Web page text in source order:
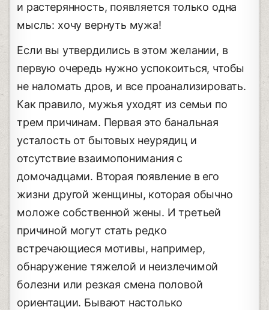
и растерянность, появляется только одна
мысль: хочу вернуть мужа!
Если вы утвердились в этом желании, в
первую очередь нужно успокоиться, чтобы
не наломать дров, и все проанализировать.
Как правило, мужья уходят из семьи по
трем причинам. Первая это банальная
усталость от бытовых неурядиц и
отсутствие взаимопонимания с
домочадцами. Вторая появление в его
жизни другой женщины, которая обычно
моложе собственной жены. И третьей
причиной могут стать редко
встречающиеся мотивы, например,
обнаружение тяжелой и неизлечимой
болезни или резкая смена половой
ориентации. Бывают настолько